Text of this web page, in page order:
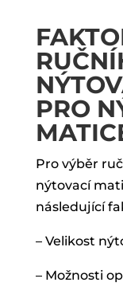
PRO
Pro výběr
nýtovací
následující
– Velikost
– Možnosti